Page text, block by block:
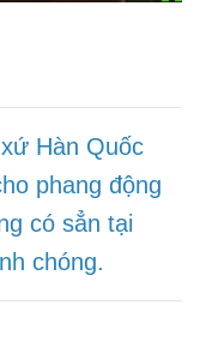
Hàn Quốc
phang động
có sẳn tại
chóng.